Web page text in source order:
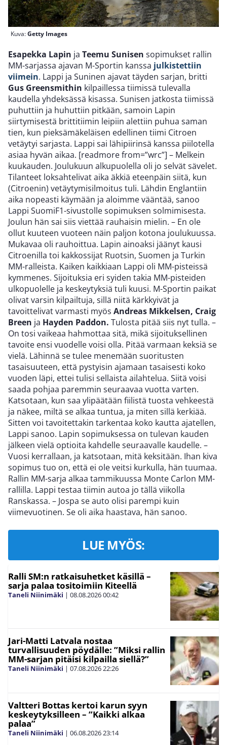
Kuva:Getty Images
Esapekka Lapin ja Teemu Sunisen sopimukset rallin
MM-sarjassa ajavan M-Sportin kanssa julkistettiin
viimein. Lappi ja Suninen ajavat täyden sarjan, britti
Gus Greensmithin kilpaillessa tiimissä tulevalla
kaudella yhdeksässä kisassa. Sunisen jatkosta tiimissä
puhuttiin ja huhuttiin pitkään, samoin Lapin
siirtymisestä brittitiimin leipiin alettiin puhua saman
tien, kun pieksämäkeläisen edellinen tiimi Citroen
vetäytyi sarjasta. Lappi sai lähipiirinsä kanssa piilotella
asiaa hyvän aikaa. [readmore from=”wrc”] – Melkein
kuukauden. Joulukuun alkupuolella oli jo selvät sävelet.
Tilanteet loksahtelivat aika äkkiä eteenpäin siitä, kun
(Citroenin) vetäytymisilmoitus tuli. Lähdin Englantiin
aika nopeasti käymään ja aloimme vääntää, sanoo
Lappi SuomiF1-sivustolle sopimuksen solmimisesta.
Joulun hän sai siis viettää rauhaisin mielin. – En ole
ollut kuuteen vuoteen näin paljon kotona joulukuussa.
Mukavaa oli rauhoittua. Lapin ainoaksi jäänyt kausi
Citroenilla toi kakkossijat Ruotsin, Suomen ja Turkin
MM-ralleista. Kaiken kaikkiaan Lappi oli MM-pisteissä
kymmenes. Sijoituksia eri syiden takia MM-pisteiden
ulkopuolelle ja keskeytyksiä tuli kuusi. M-Sportin paikat
olivat varsin kilpailtuja, sillä niitä kärkkyivät ja
tavoittelivat varmasti myös Andreas Mikkelsen, Craig
Breen ja Hayden Paddon. Tulosta pitää siis nyt tulla. –
On tosi vaikeaa hahmottaa sitä, mikä sijoituksellinen
tavoite ensi vuodelle voisi olla. Pitää varmaan keksiä se
vielä. Lähinnä se tulee menemään suoritusten
tasaisuuteen, että pystyisin ajamaan tasaisesti koko
vuoden läpi, ettei tulisi sellaista ailahtelua. Siitä voisi
saada pohjaa paremmin seuraavaa vuotta varten.
Katsotaan, kun saa ylipäätään fiilistä tuosta vehkeestä
ja näkee, miltä se alkaa tuntua, ja miten sillä kerkiää.
Sitten voi tavoitettakin tarkentaa koko kautta ajatellen,
Lappi sanoo. Lapin sopimuksessa on tulevan kauden
jälkeen vielä optioita kahdelle seuraavalle kaudelle. –
Vuosi kerrallaan, ja katsotaan, mitä keksitään. Ihan kiva
sopimus tuo on, että ei ole veitsi kurkulla, hän tuumaa.
Rallin MM-sarja alkaa tammikuussa Monte Carlon MM-
rallilla. Lappi testaa tiimin autoa jo tällä viikolla
Ranskassa. – Jospa se auto olisi parempi kuin
viimevuotinen. Se oli aika haastava, hän sanoo.
LUE MYÖS:
Ralli SM:n ratkaisuhetket käsillä –
sarja palaa tositoimiin Kiteellä
Taneli Niinimäki | 08.08.202600:42
Jari-Matti Latvala nostaa
turvallisuuden pöydälle: ”Miksi rallin
MM-sarjan pitäisi kilpailla siellä?”
Taneli Niinimäki | 07.08.202622:26
Valtteri Bottas kertoi karun syyn
keskeytyksilleen – ”Kaikki alkaa
palaa”
Taneli Niinimäki | 06.08.202623:14